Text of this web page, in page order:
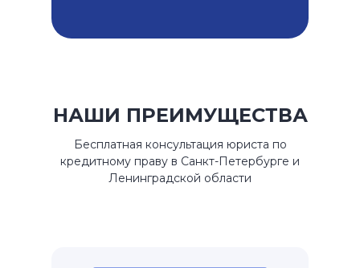
НАШИ ПРЕИМУЩЕСТВА
Бесплатная консультация юриста по
кредитному праву в Санкт-Петербурге и
Ленинградской области